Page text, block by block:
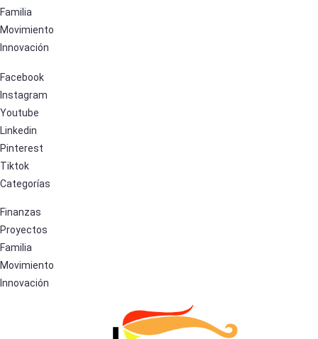
Familia
Movimiento
Innovación
Facebook
Instagram
Youtube
Linkedin
Pinterest
Tiktok
Categorías
Finanzas
Proyectos
Familia
Movimiento
Innovación